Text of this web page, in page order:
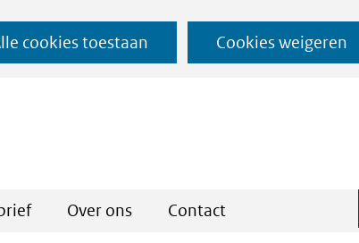
cookies toestaan Cookies weigeren
Ga
naar
Over ons Contact